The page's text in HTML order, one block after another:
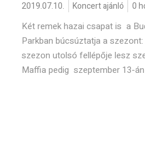
2019.07.10. Koncert ajánló 0
Két remek hazai csapat is a
Parkban búcsúztatja a
szezon utolsó fellépője lesz
Maffia pedig szeptember 13-